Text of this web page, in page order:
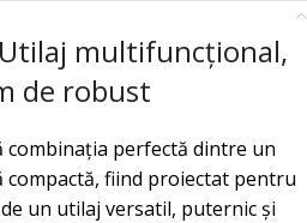
Utilaj multifuncțional,
de robust
combinația perfectă dintre un
fiind proiectat pentru
un utilaj versatil, puternic și